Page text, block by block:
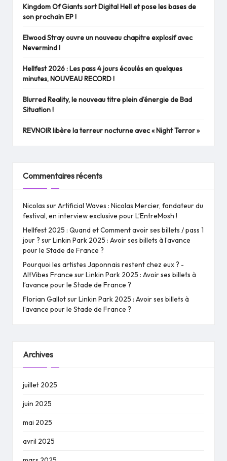
Kingdom Of Giants sort Digital Hell et pose les bases de
son prochain EP !
Elwood Stray ouvre un nouveau chapitre explosif avec
Nevermind !
Hellfest 2026 : Les pass 4 jours écoulés en quelques
minutes, NOUVEAU RECORD !
Blurred Reality, le nouveau titre plein d’énergie de Bad
Situation !
REVNOIR libère la terreur nocturne avec « Night Terror »
Commentaires récents
Nicolas surArtificial Waves : Nicolas Mercier, fondateur du
festival, en interview exclusive pour L’EntreMosh !
Hellfest 2025 : Quand et Comment avoir ses billets / pass 1
jour ? surLinkin Park 2025 : Avoir ses billets à l’avance
pour le Stade de France ?
Pourquoi les artistes Japonnais restent chez eux ? -
AltVibes France surLinkin Park 2025 : Avoir ses billets à
l’avance pour le Stade de France ?
Florian GallotsurLinkin Park 2025 : Avoir ses billets à
l’avance pour le Stade de France ?
Archives
juillet 2025
juin 2025
mai 2025
avril 2025